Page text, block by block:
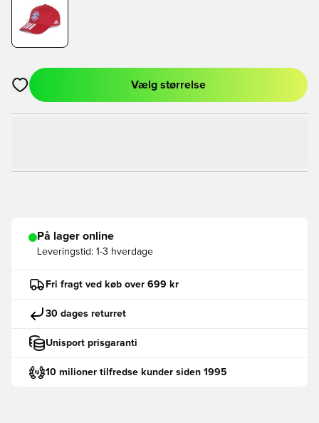
Åbner en Modal til at logge ind eller tilmelde dig som medlem
Vælg størrelse
På lager online
Leveringstid: 1-3 hverdage
Fri fragt ved køb over 699 kr
30 dages returret
Unisport prisgaranti
10 milioner tilfredse kunder siden 1995